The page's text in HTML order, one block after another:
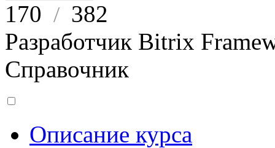
170 / 382
Разработчик Bitrix
Справочник
Описание курса